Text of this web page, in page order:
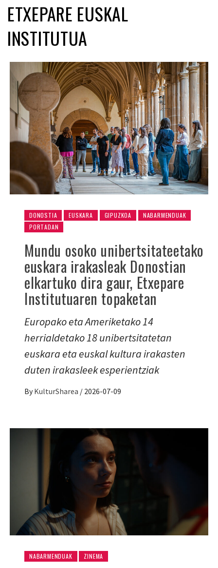
ETXEPARE EUSKAL
INSTITUTUA
DONOSTIA EUSKARA GIPUZKOA
NABARMENDUAK
PORTADAN
Mundu osoko unibertsitateetako
euskara irakasleak Donostian
elkartuko dira gaur, Etxepare
Institutuaren topaketan
Europako eta Ameriketako 14
herrialdetako 18 unibertsitatetan
euskara eta euskal kultura irakasten
duten irakasleek esperientziak
By KulturSharea / 2026-07-09
NABARMENDUAK ZINEMA